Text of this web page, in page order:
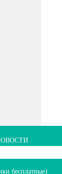
бесплатные)